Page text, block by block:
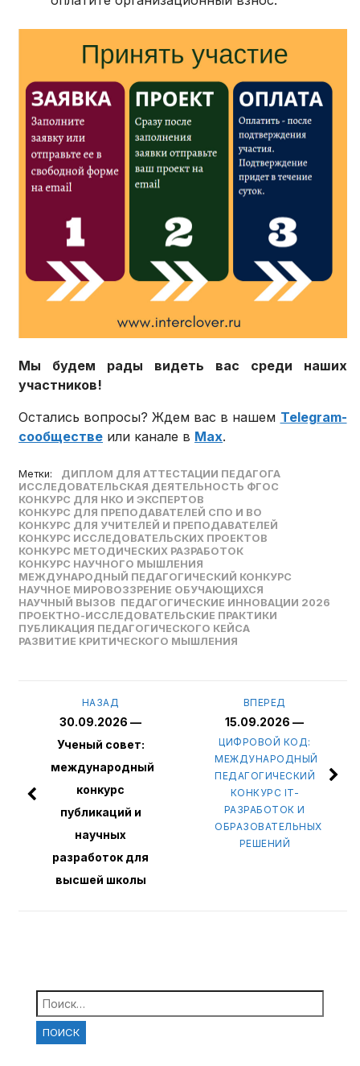
Мы будем рады видеть вас среди наших
участников!
Остались вопросы? Ждем вас в нашем Telegram-
сообществе или канале в Max.
Метки:
ДИПЛОМ ДЛЯ АТТЕСТАЦИИ ПЕДАГОГА
ИССЛЕДОВАТЕЛЬСКАЯ ДЕЯТЕЛЬНОСТЬ ФГОС
КОНКУРС ДЛЯ НКО И ЭКСПЕРТОВ
КОНКУРС ДЛЯ ПРЕПОДАВАТЕЛЕЙ СПО И ВО
КОНКУРС ДЛЯ УЧИТЕЛЕЙ И ПРЕПОДАВАТЕЛЕЙ
КОНКУРС ИССЛЕДОВАТЕЛЬСКИХ ПРОЕКТОВ
КОНКУРС МЕТОДИЧЕСКИХ РАЗРАБОТОК
КОНКУРС НАУЧНОГО МЫШЛЕНИЯ
МЕЖДУНАРОДНЫЙ ПЕДАГОГИЧЕСКИЙ КОНКУРС
НАУЧНОЕ МИРОВОЗЗРЕНИЕ ОБУЧАЮЩИХСЯ
НАУЧНЫЙ ВЫЗОВ ПЕДАГОГИЧЕСКИЕ ИННОВАЦИИ 2026
ПРОЕКТНО-ИССЛЕДОВАТЕЛЬСКИЕ ПРАКТИКИ
ПУБЛИКАЦИЯ ПЕДАГОГИЧЕСКОГО КЕЙСА
РАЗВИТИЕ КРИТИЧЕСКОГО МЫШЛЕНИЯ
ВПЕРЕД
15.09.2026 —
ЦИФРОВОЙ КОД:
МЕЖДУНАРОДНЫЙ
ПЕДАГОГИЧЕСКИЙ
КОНКУРС IT-
РАЗРАБОТОК И
ОБРАЗОВАТЕЛЬНЫХ
РЕШЕНИЙ
НАЗАД
30.09.2026 —
Ученый совет:
международный
конкурс
публикаций и
научных
разработок для
высшей школы
Найти: